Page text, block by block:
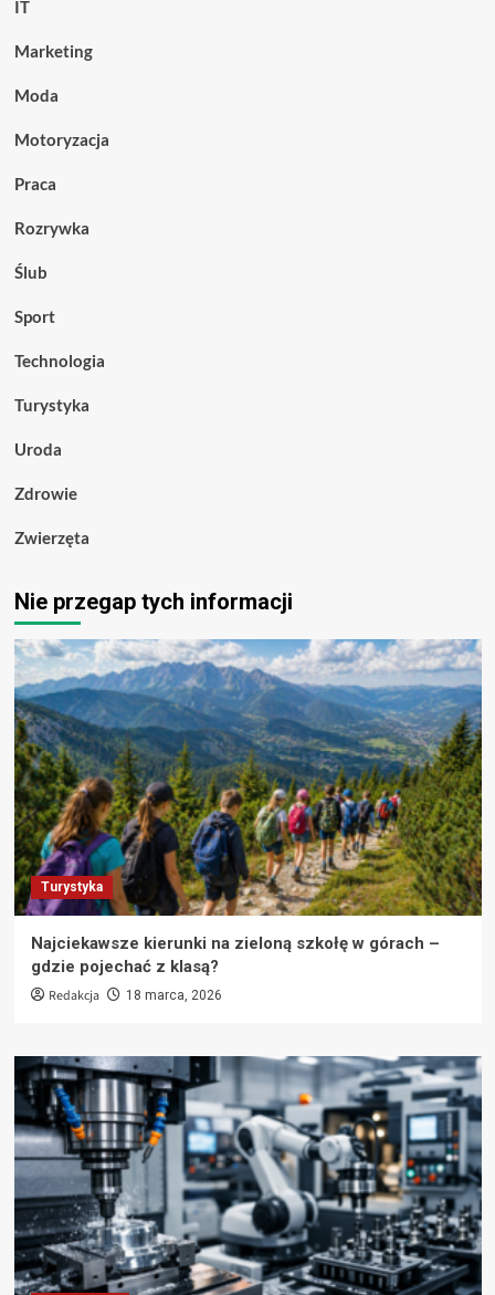
IT
Marketing
Moda
Motoryzacja
Praca
Rozrywka
Ślub
Sport
Technologia
Turystyka
Uroda
Zdrowie
Zwierzęta
Nie przegap tych informacji
Turystyka
Najciekawsze kierunki na zieloną szkołę w górach –
gdzie pojechać z klasą?
Redakcja 18 marca, 2026